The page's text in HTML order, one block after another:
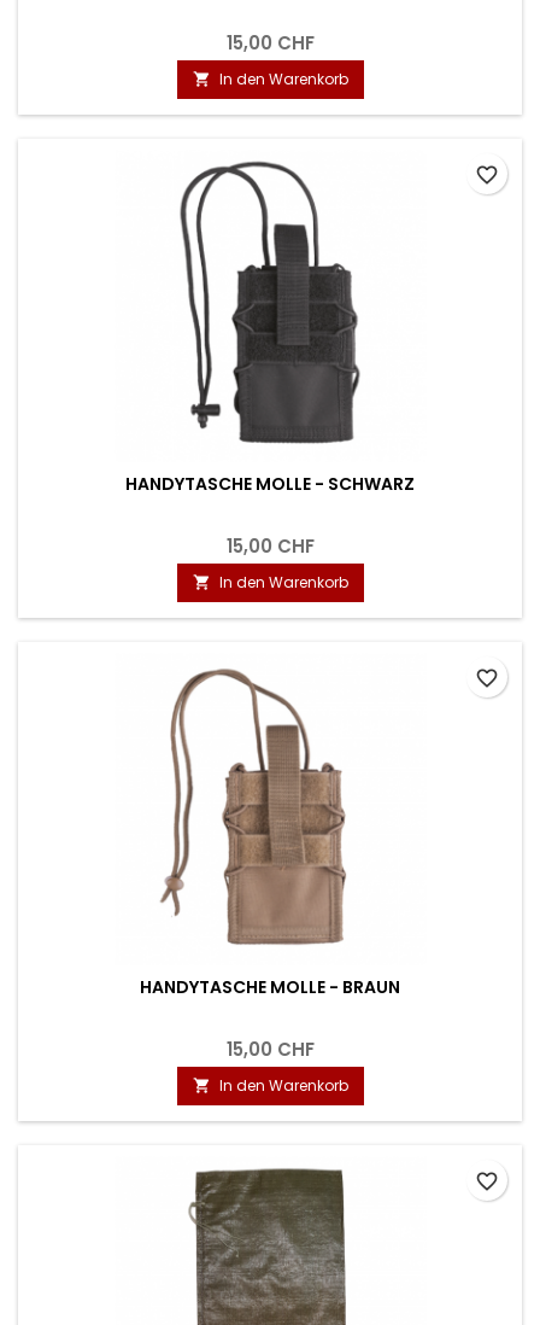
15,00 CHF
 In den Warenkorb
HANDYTASCHE MOLLE - SCHWARZ
15,00 CHF
 In den Warenkorb
favorite_border
HANDYTASCHE MOLLE - BRAUN
15,00 CHF
 In den Warenkorb
favorite_border
favorite_border